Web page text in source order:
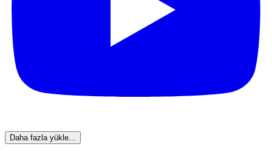
Daha fazla yükle...